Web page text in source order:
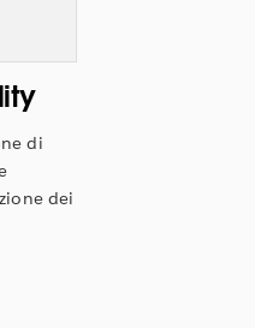
di
dei